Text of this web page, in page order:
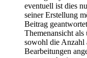
eventuell ist dies
seiner Erstellung
Beitrag
Themenansicht
sowohl die Anzahl
Bearbeitungen